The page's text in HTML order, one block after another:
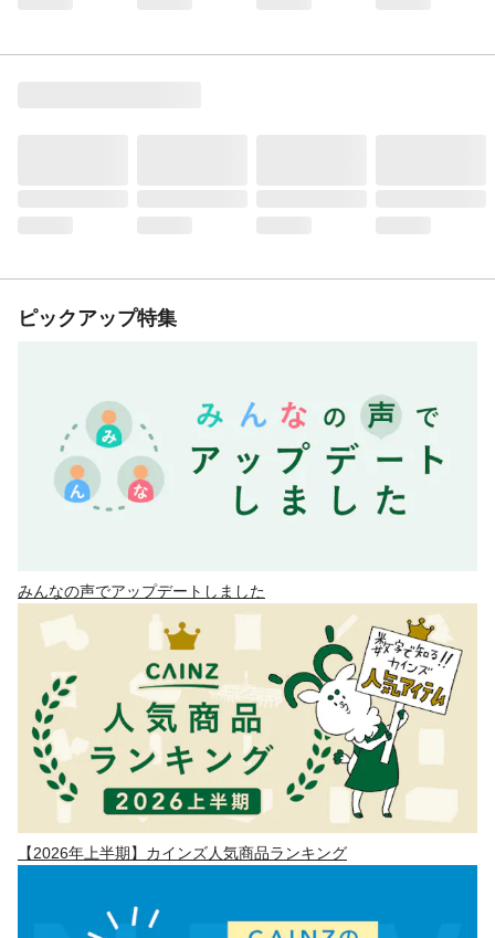
ピックアップ特集
みんなの声でアップデートしました
【2026年上半期】カインズ人気商品ランキング